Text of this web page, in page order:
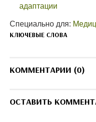
адаптации
Специально для:
КЛЮЧЕВЫЕ СЛОВА
КОММЕНТАРИИ (0)
ОСТАВИТЬ